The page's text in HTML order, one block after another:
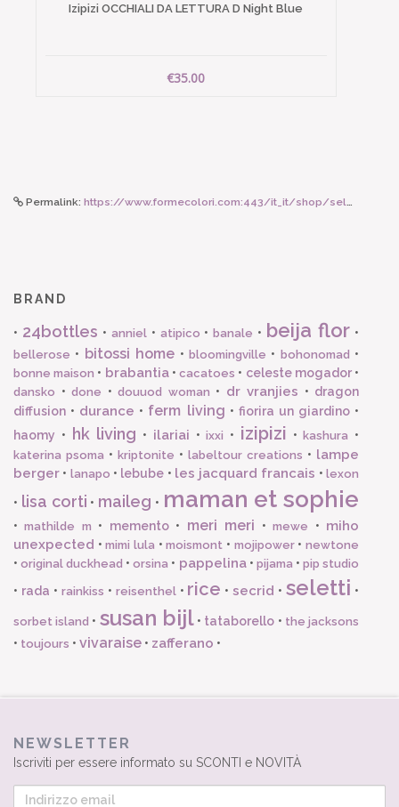
Izipizi OCCHIALI DA LETTURA D Night Blue
€35.00
Permalink: https://www.formecolori.com:443/it_it/shop/seletti_world/letters/seletti_lettera_luminosa_da_parete_neon_art_lettera_g/1348
BRAND
• 24bottles • anniel• atipico •banale • beija flor •
bellerose • bitossi home • bloomingville • bohonomad •
bonne maison • brabantia•cacatoes • celeste mogador•
dansko • done • douuod woman • dr vranjies • dragon
diffusion • durance • ferm living • fiorira un giardino•
haomy • hk living • ilariai •ixxi • izipizi •kashura •
katerina psoma • kriptonite • labeltour creations • lampe
berger • lanapo • lebube • les jacquard francais •lexon
• lisa corti • maileg • maman et sophie
•mathilde m • memento• meri meri •mewe • miho
unexpected •mimi lula •moismont • mojipower•newtone
•original duckhead •orsina • pappelina• pijama • pip studio
• rada • rainkiss • reisenthel• rice •secrid •seletti •
sorbet island • susan bijl• tataborello • the jacksons
• toujours • vivaraise • zafferano •
NEWSLETTER
Iscriviti per essere informato su SCONTI e NOVITÀ